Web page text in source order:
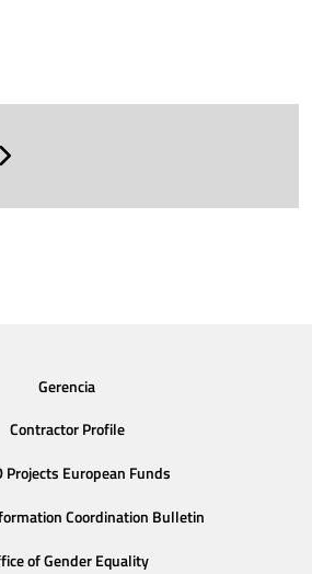
Gerencia
Contractor Profile
Projects European Funds
Coordination Bulletin
of Gender Equality